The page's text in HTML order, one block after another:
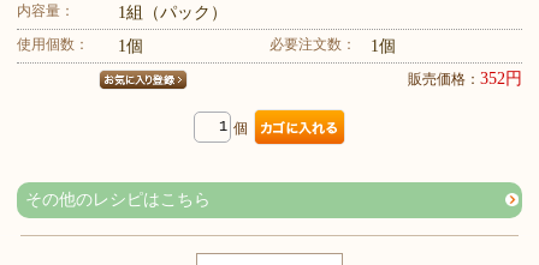
内容量： 1組（パック）
使用個数： 1個 必要注文数： 1個
販売価格： 352円
個
その他のレシピはこちら